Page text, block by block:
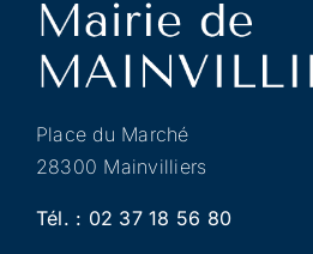
Place du Marché
28300 Mainvilliers
Tél. : 02 37 18 56 80